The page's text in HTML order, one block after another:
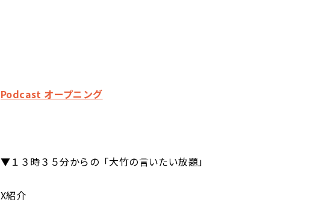
Podcast オープニング
▼１３時３５分からの「大竹の言いたい放題」
X紹介